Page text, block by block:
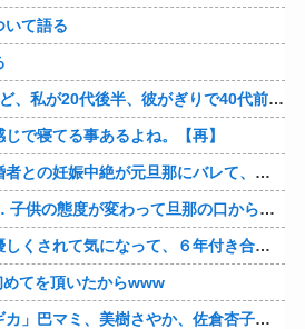
いて語る
40代前半でＷ不倫中。計画している彼との二泊三日の旅行、早く行けるといいな♪
で寝てる事あるよね。【再】
支払いが止まった… 私が正社員で働くまで止めると言われてるけど、女として生きたいの。
出て、急速に現実に引き戻されたっていうか、あー私本当にしちゃいけないことしてたんだなと思い知った。
げました。その時新たな好きな人に夢中で元彼はどうでもよく思えました。今ははっきり言って後悔してます…
てを頂いたからwww
倉杏子エロすぎ放課後えんこーハメ撮りどぴゅどぴゅエチエチが最高すぎる❣